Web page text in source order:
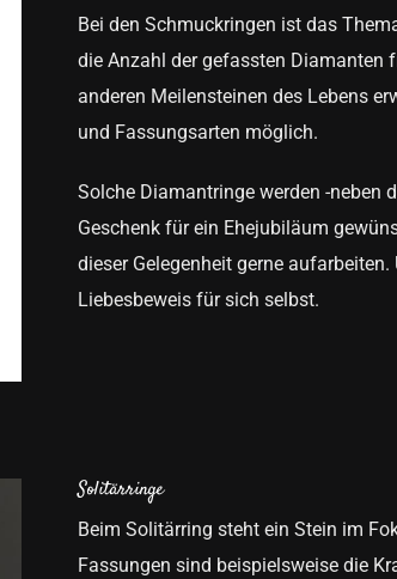
Bei den Schmuckringen ist das
die Anzahl der gefassten Diamanten
anderen Meilensteinen des Lebens
und Fassungsarten möglich.
Solche Diamantringe werden -neben
Geschenk für ein Ehejubiläum
dieser Gelegenheit gerne
Liebesbeweis für sich selbst.
Solitärringe
Beim Solitärring steht ein Stein im
Fassungen sind beispielsweise die